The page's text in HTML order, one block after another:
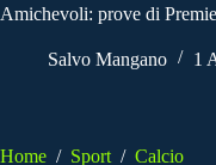
Amichevoli: prove di
Salvo Mangano 1
Home / Sport / Calcio